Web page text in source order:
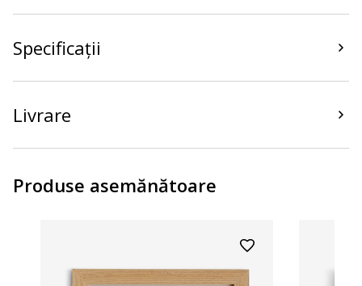
Specificații
Livrare
Produse asemănătoare